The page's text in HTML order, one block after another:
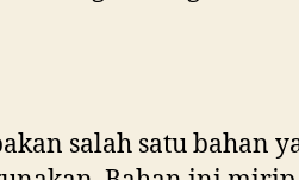
salah satu bahan